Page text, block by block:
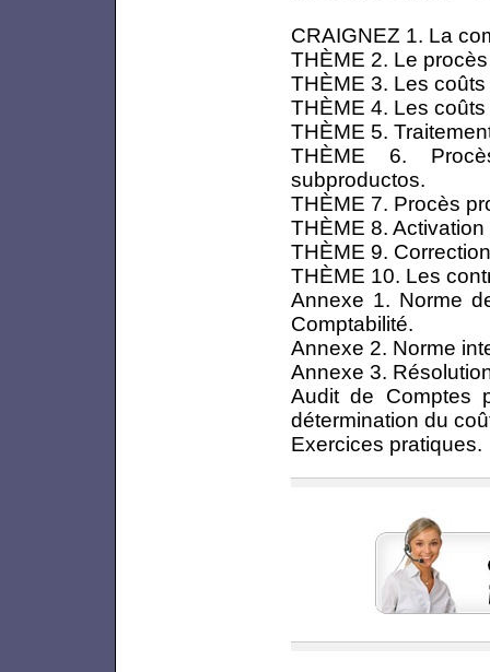
CRAIGNEZ 1. La
THÈME 2. Le
THÈME 3. Les
THÈME 4. Les
THÈME 5.
THÈME 6.
subproductos.
THÈME 7. Procès
THÈME 8.
THÈME 9.
THÈME 10. Les
Annexe 1. Norme
Comptabilité.
Annexe 2. Norme
Annexe 3.
Audit de Comptes
détermination du
Exercices pratiques.